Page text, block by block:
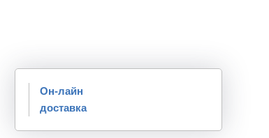
Он-лайн
доставка